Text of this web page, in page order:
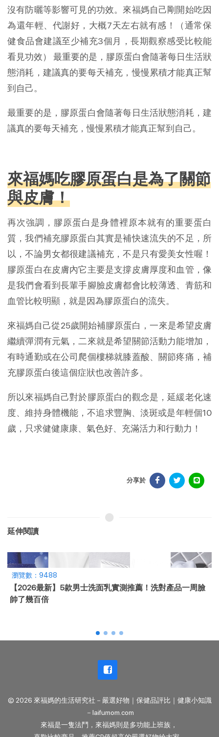
沒有防曬等影響可見的功效。來福媽自己剛開始吃因
為還年輕、代謝好，大概7天左右就有感！（通常保
健食品會建議至少補充3個月，長期觀察感受比較能
看見功效） 最重要的是，膠原蛋白會隨著每日生活狀
態消耗，建議真的要每天補充，慢慢累積才能真正幫
到自己。
最重要的是，膠原蛋白會隨著每日生活狀態消耗，建
議真的要每天補充，慢慢累積才能真正幫到自己。
來福媽吃膠原蛋白是為了關節
與皮膚！
再次強調，膠原蛋白是身體裡原本就有的重要蛋白
質，我們補充膠原蛋白其實是補快速流失的不足，所
以，不論男女都很建議補充，不是只有愛美女性喔！
膠原蛋白在皮膚內它主要是支撐皮膚厚度和血管，像
是我們會看到長輩手腳臉皮膚都會比較薄透、青筋和
血管比較明顯，就是因為膠原蛋白的流失。
來福媽自己從25歲開始補膠原蛋白，一來是希望皮膚
繼續彈潤有元氣，二來就是希望關節活動力能增加，
有時通勤或在公司爬個樓梯就膝蓋酸、關節疼痛，補
充膠原蛋白後這個症狀也改善許多。
所以來福媽自己對於膠原蛋白的觀念是，延緩老化速
度、維持身體機能，不追求豐胸、淡斑或是年輕個10
歲，只求健健康康、氣色好、充滿活力和行動力！
分享於
延伸閱讀
瀏覽數：1106
「白腎豆是吃來擋澱粉的！」6款白腎豆推薦，控醣瘦身
看這篇！
© 2026 來福媽的生活研究社－嚴選好物｜保健品評比｜健康小知識
－laifumom.com
來福是一隻法鬥，來福媽則是多功能上班族，